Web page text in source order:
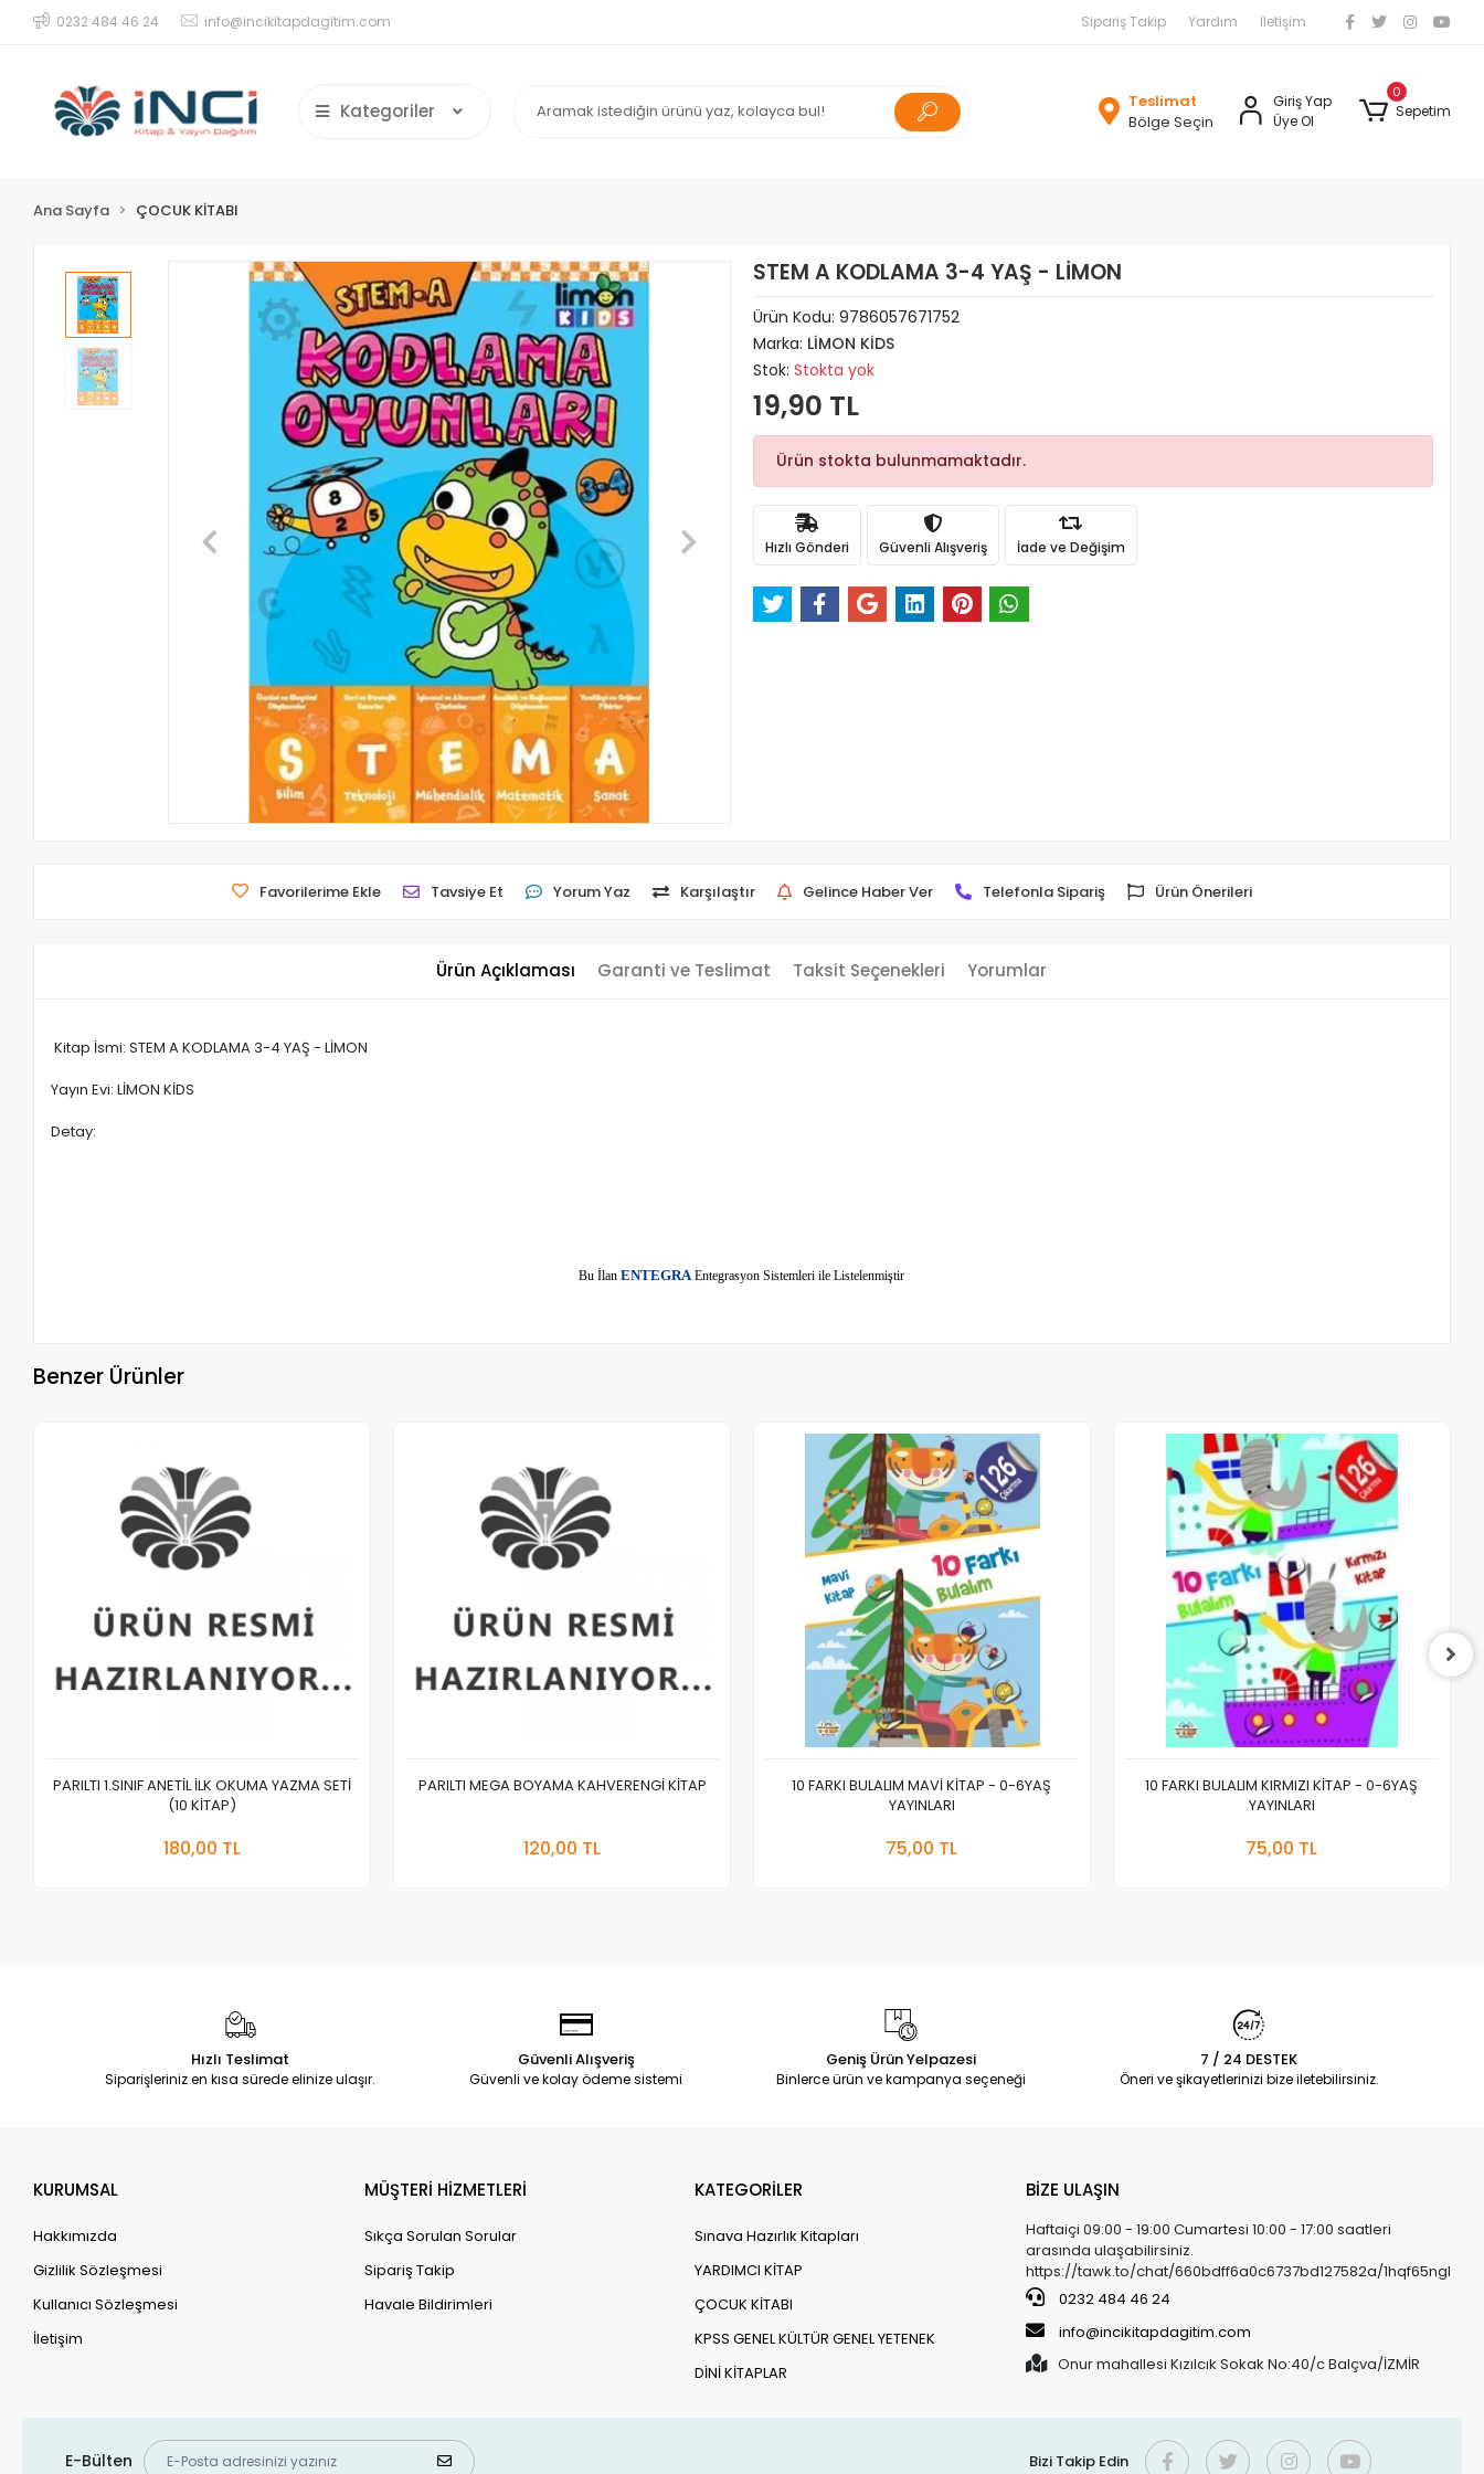
0232 484 46 24 info@incikitapdagitim.com Sipariş Takip Yardım İletişim
Kategoriler
Teslimat
Bölge Seçin
Giriş Yap
Üye Ol
0
Sepetim
Ana Sayfa ÇOCUK KİTABI
STEM A KODLAMA 3-4 YAŞ - LİMON
Ürün Kodu: 9786057671752
Marka: LİMON KİDS
Stok: Stokta yok
19,90 TL
Ürün stokta bulunmamaktadır.
Hızlı Gönderi Güvenli Alışveriş İade ve Değişim
Favorilerime Ekle Tavsiye Et Yorum Yaz Karşılaştır Gelince Haber Ver Telefonla Sipariş Ürün Önerileri
Ürün Açıklaması Garanti ve Teslimat Taksit Seçenekleri Yorumlar
Kitap İsmi: STEM A KODLAMA 3-4 YAŞ - LİMON
Yayın Evi: LİMON KİDS
Detay:
Bu İlanENTEGRAEntegrasyon Sistemleri ile Listelenmiştir
Benzer Ürünler
PARILTI 1.SINIF ANETİL İLK OKUMA YAZMA SETİ
(10 KİTAP)
180,00 TL
PARILTI MEGA BOYAMA KAHVERENGİ KİTAP
120,00 TL
10 FARKI BULALIM MAVİ KİTAP - 0-6YAŞ
YAYINLARI
75,00 TL
10 FARKI BULALIM KIRMIZI KİTAP - 0-6YAŞ
YAYINLARI
75,00 TL
Hızlı Teslimat
Siparişleriniz en kısa sürede elinize ulaşır.
Güvenli Alışveriş
Güvenli ve kolay ödeme sistemi
Geniş Ürün Yelpazesi
Binlerce ürün ve kampanya seçeneği
7 / 24 DESTEK
Öneri ve şikayetlerinizi bize iletebilirsiniz.
KURUMSAL
Hakkımızda
Gizlilik Sözleşmesi
Kullanıcı Sözleşmesi
İletişim
MÜŞTERİ HİZMETLERİ
Sıkça Sorulan Sorular
Sipariş Takip
Havale Bildirimleri
KATEGORİLER
Sınava Hazırlık Kitapları
YARDIMCI KİTAP
ÇOCUK KİTABI
KPSS GENEL KÜLTÜR GENEL YETENEK
DİNİ KİTAPLAR
BİZE ULAŞIN
Haftaiçi 09:00 - 19:00 Cumartesi 10:00 - 17:00 saatleri
arasında ulaşabilirsiniz.
https://tawk.to/chat/660bdff6a0c6737bd127582a/1hqf65ngl
0232 484 46 24
info@incikitapdagitim.com
Onur mahallesi Kızılcık Sokak No:40/c Balçva/İZMİR
E-Bülten Bizi Takip Edin